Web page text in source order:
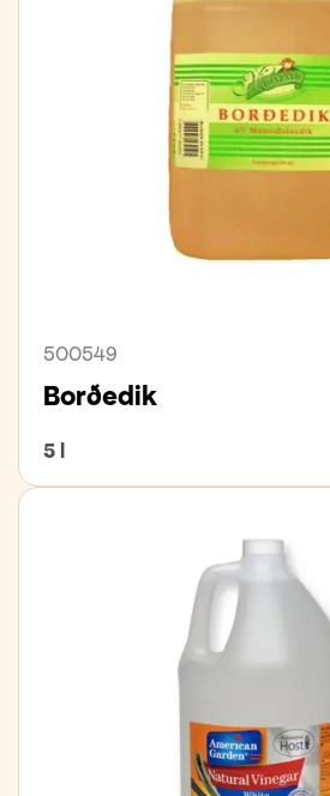
500549
Borðedik
5 l